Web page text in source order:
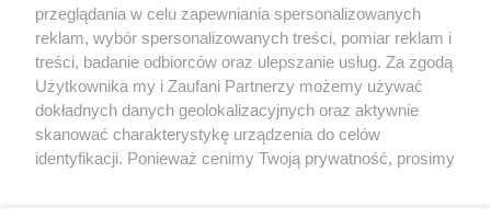
26℃
Zobacz prognozę na 3 dni
przeglądania w celu zapewniania spersonalizowanych
reklam, wybór spersonalizowanych treści, pomiar reklam i
treści, badanie odbiorców oraz ulepszanie usług. Za zgodą
Użytkownika my i Zaufani Partnerzy możemy używać
dokładnych danych geolokalizacyjnych oraz aktywnie
skanować charakterystykę urządzenia do celów
identyfikacji. Ponieważ cenimy Twoją prywatność, prosimy